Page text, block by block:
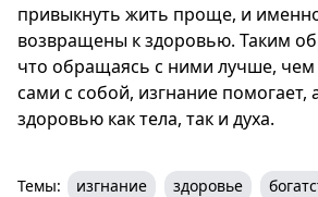
привыкнуть жить проще, и
возвращены к здоровью. Таким
что обращаясь с ними лучше,
сами с собой, изгнание помогает,
здоровью как тела, так и духа.
Темы: изгнание здоровье